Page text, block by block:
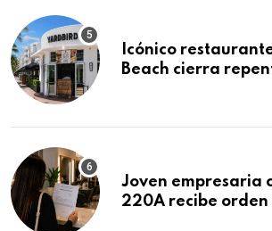
Icónico
Beach cierra
Joven empresaria
220A recibe orden